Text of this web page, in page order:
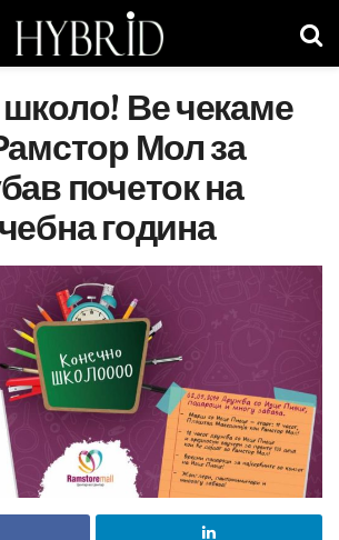
Ве чекаме
Мол за
почеток на
година